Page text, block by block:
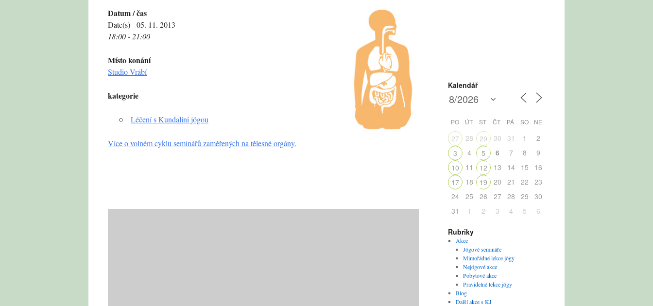
Datum / čas
Date(s) - 05. 11. 2013
18:00 - 21:00
Místo konání
Studio Vrábí
kategorie
Léčení s Kundalini jógou
Více o volném cyklu seminářů zaměřených na tělesné orgány.
Kalendář
PO ÚT ST ČT PÁ SO NE
27 28 29 30 31 1
2
3
4 5 6 7 8
9
10
11 12 13 14 15
16
17
18 19 20 21 22
23
24
25 26 27 28 29
30
31
1 2 3 4 5 6
Rubriky
Akce
Jógové semináře
Mimořádné lekce jógy
Nejógové akce
Pobytové akce
Pravidelné lekce jógy
Blog
Další akce s KJ